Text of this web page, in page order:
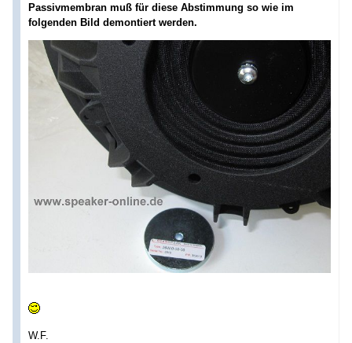
Passivmembran muß für diese Abstimmung so wie im
folgenden Bild demontiert werden.
W.F.